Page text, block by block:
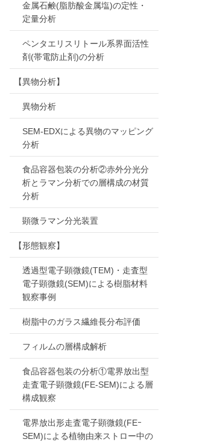
金属石鹸(脂肪酸金属塩)の定性・
定量分析
ペンタエリスリトール系界面活性
剤(帯電防止剤)の分析
【異物分析】
異物分析
SEM-EDXによる異物のマッピング
分析
食品容器包装の分析②赤外分光分
析とラマン分析での層構成の材質
分析
顕微ラマン分光装置
【形態観察】
透過型電子顕微鏡(TEM)・走査型
電子顕微鏡(SEM)による樹脂材料
観察事例
樹脂中のガラス繊維長分布評価
フィルムの層構成解析
食品容器包装の分析①電界放出型
走査電子顕微鏡(FE-SEM)による層
構成観察
電界放出形走査電子顕微鏡(FEｰ
SEM)による植物由来ストロー中の